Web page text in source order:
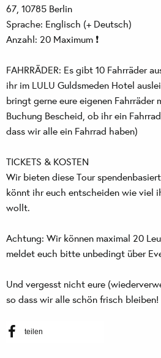
67, 10785 Berlin
Sprache: Englisch (+ Deutsch)
Anzahl: 20 Maximum ❗
FAHRRÄDER: Es gibt 10 Fahrräder
ihr im LULU Guldsmeden Hotel
bringt gerne eure eigenen
Buchung Bescheid, ob ihr ein
dass wir alle ein Fahrrad haben)
TICKETS & KOSTEN
Wir bieten diese Tour
könnt ihr euch entscheiden wie viel
wollt.
Achtung: Wir können maximal 20
meldet euch bitte unbedingt über
Und vergesst nicht eure
so dass wir alle schön frisch bleiben!
teilen